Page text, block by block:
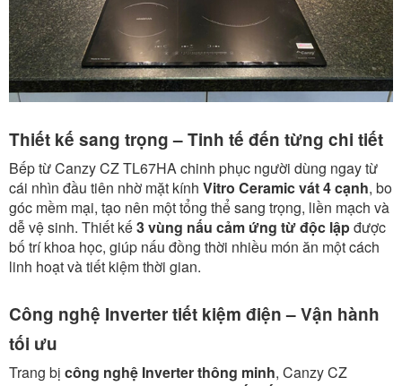
Thiết kế sang trọng – Tinh tế đến từng chi tiết
Bếp từ Canzy CZ TL67HA chinh phục người dùng ngay từ
cái nhìn đầu tiên nhờ mặt kính Vitro Ceramic vát 4 cạnh, bo
góc mềm mại, tạo nên một tổng thể sang trọng, liền mạch và
dễ vệ sinh. Thiết kế3 vùng nấu cảm ứng từ độc lậpđược
bố trí khoa học, giúp nấu đồng thời nhiều món ăn một cách
linh hoạt và tiết kiệm thời gian.
Công nghệ Inverter tiết kiệm điện – Vận hành
tối ưu
Trang bị công nghệ Inverter thông minh, Canzy CZ